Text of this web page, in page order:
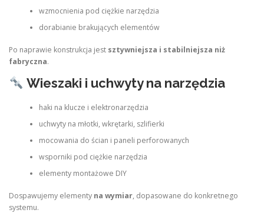
wzmocnienia pod ciężkie narzędzia
dorabianie brakujących elementów
Po naprawie konstrukcja jest sztywniejsza i stabilniejsza niż
fabryczna.
Wieszaki i uchwyty na narzędzia
haki na klucze i elektronarzędzia
uchwyty na młotki, wkrętarki, szlifierki
mocowania do ścian i paneli perforowanych
wsporniki pod ciężkie narzędzia
elementy montażowe DIY
Dospawujemy elementy na wymiar, dopasowane do konkretnego
systemu.